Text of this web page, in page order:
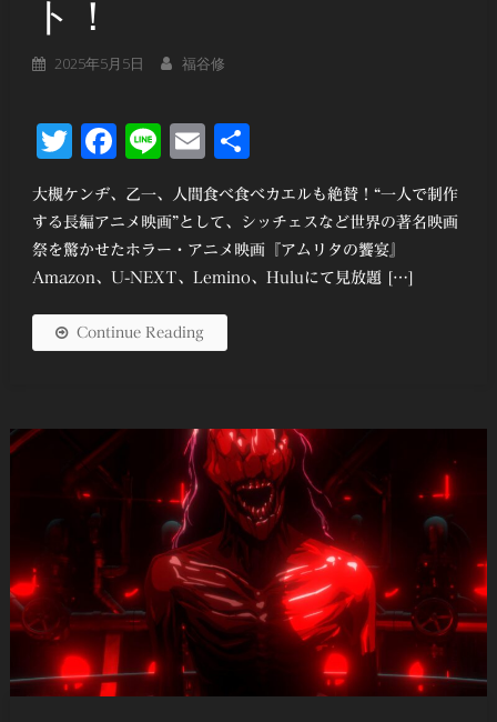
ト！
2025年5月5日 福谷修
Twitter
Facebook
LineEmail
大槻ケンヂ、乙一、人間食べ食べカエルも絶賛！“一人で制作
する長編アニメ映画”として、シッチェスなど世界の著名映画
祭を驚かせたホラー・アニメ映画『アムリタの饗宴』
Amazon、U-NEXT、Lemino、Huluにて見放題 […]
Continue Reading